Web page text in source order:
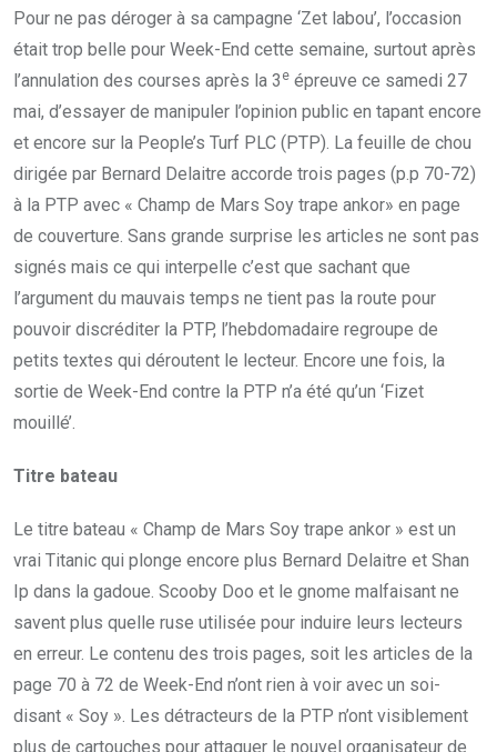
Pour ne pas déroger à sa campagne ‘Zet labou’, l’occasion
était trop belle pour Week-End cette semaine, surtout après
l’annulation des courses après la 3 e épreuve ce samedi 27
mai, d’essayer de manipuler l’opinion public en tapant encore
et encore sur la People’s Turf PLC (PTP). La feuille de chou
dirigée par Bernard Delaitre accorde trois pages (p.p 70-72)
à la PTP avec « Champ de Mars Soy trape ankor» en page
de couverture. Sans grande surprise les articles ne sont pas
signés mais ce qui interpelle c’est que sachant que
l’argument du mauvais temps ne tient pas la route pour
pouvoir discréditer la PTP, l’hebdomadaire regroupe de
petits textes qui déroutent le lecteur. Encore une fois, la
sortie de Week-End contre la PTP n’a été qu’un ‘Fizet
mouillé’.
Titre bateau
Le titre bateau « Champ de Mars Soy trape ankor » est un
vrai Titanic qui plonge encore plus Bernard Delaitre et Shan
Ip dans la gadoue. Scooby Doo et le gnome malfaisant ne
savent plus quelle ruse utilisée pour induire leurs lecteurs
en erreur. Le contenu des trois pages, soit les articles de la
page 70 à 72 de Week-End n’ont rien à voir avec un soi-
disant « Soy ». Les détracteurs de la PTP n’ont visiblement
plus de cartouches pour attaquer le nouvel organisateur de